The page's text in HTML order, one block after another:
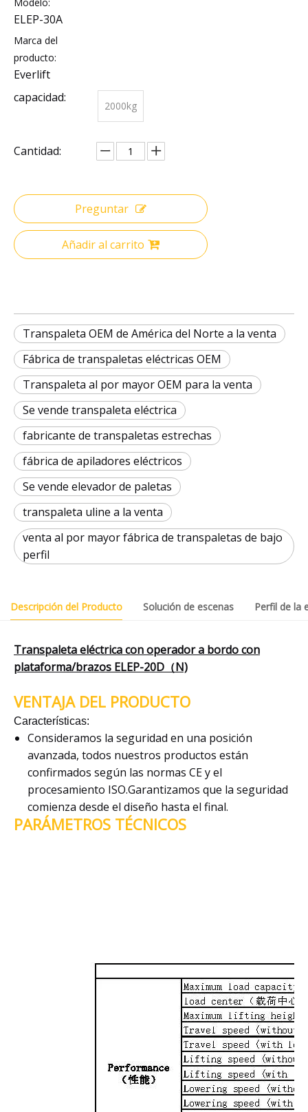
ELEP-30A
Marca del
producto:
Everlift
capacidad:
2000kg
Cantidad:
Preguntar
Añadir al carrito
Transpaleta OEM de América del Norte a la venta
Fábrica de transpaletas eléctricas OEM
Transpaleta al por mayor OEM para la venta
Se vende transpaleta eléctrica
fabricante de transpaletas estrechas
fábrica de apiladores eléctricos
Se vende elevador de paletas
transpaleta uline a la venta
venta al por mayor fábrica de transpaletas de bajo
perfil
Descripción del Producto Solución de escenas Perfil de la
Transpaleta eléctrica con operador a bordo con
plataforma/brazos ELEP-20D（N)
VENTAJA DEL PRODUCTO
Características:
Consideramos la seguridad en una posición
avanzada, todos nuestros productos están
confirmados según las normas CE y el
procesamiento ISO.Garantizamos que la seguridad
comienza desde el diseño hasta el final.
PARÁMETROS TÉCNICOS